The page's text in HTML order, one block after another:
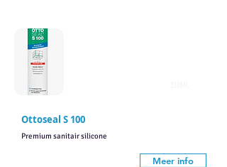
Ottoseal S 100
Premium sanitair silicone
Meer info